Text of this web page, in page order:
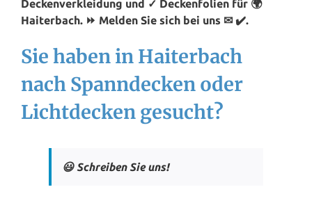
Deckenverkleidung und ✓ Deckenfolien für 🌍
Haiterbach. ⏩ Melden Sie sich bei uns ✉ ✔️.
Sie haben in Haiterbach
nach Spanndecken oder
Lichtdecken gesucht?
😃 Schreiben Sie uns!